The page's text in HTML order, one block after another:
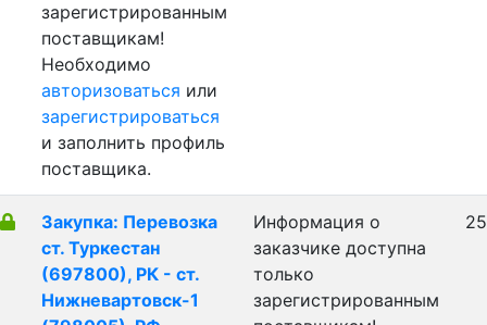
зарегистрированным
поставщикам!
Необходимо
авторизоваться или
зарегистрироваться
и заполнить профиль
поставщика.
Закупка: Перевозка
ст. Туркестан
(697800), РК - ст.
Нижневартовск-1
Информация о
заказчике доступна
только
зарегистрированным